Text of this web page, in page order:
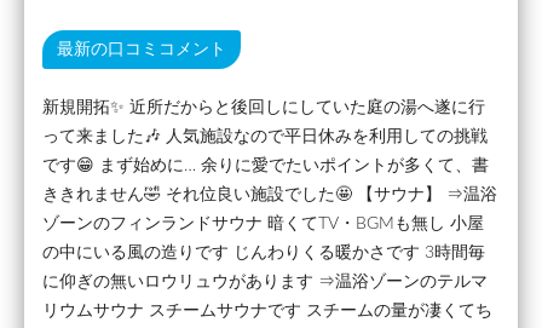
最新の口コミコメント
新規開拓✨ 近所だからと後回しにしていた庭の湯へ遂に行
って来ました🎶 人気施設なので平日休みを利用しての挑戦
です😁 まず始めに… 余りに愛でたいポイントが多くて、書
ききれません🤣 それ位良い施設でした🤩 【サウナ】 ⇒温浴
ゾーンのフィンランドサウナ 暗くてTV・BGMも無し 小屋
の中にいる風の造りです じんわりくる暖かさです 3時間毎
に仰ぎの無いロウリュウがあります ⇒温浴ゾーンのテルマ
リウムサウナ スチームサウナです スチームの量が凄くてち